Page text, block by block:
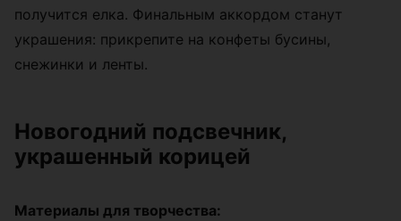
получится елка. Финальным аккордом станут
украшения: прикрепите на конфеты бусины,
снежинки и ленты.
Новогодний подсвечник,
украшенный корицей
Материалы для творчества: